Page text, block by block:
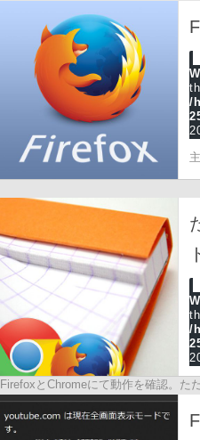
/
/
FirefoxとChromeにて動作を確認。た